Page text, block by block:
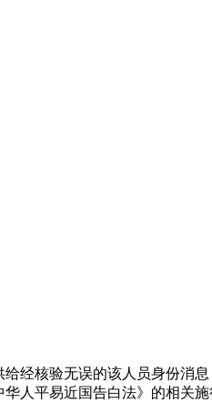
经核验无误的该人员身份消息
人平易近国告白法》的相关